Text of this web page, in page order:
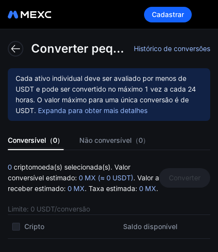
Cadastrar
Esta
funçã
Converter pequenos saldos em MX Histórico de conversões
Cada ativo individual deve ser avaliado por menos de
USDT e pode ser convertido no máximo 1 vez a cada 24
horas. O valor máximo para uma única conversão é de
USDT. Expanda para obter mais detalhes
Conversível（0） Não conversível（0）
0 criptomoeda(s) selecionada(s). Valor
conversível estimado: 0 MX (≈ 0 USDT). Valor a
receber estimado: 0 MX. Taxa estimada: 0 MX.
Converter
Limite: 0 USDT/conversão
Cripto Saldo disponível